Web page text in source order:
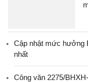
Cập nhật mức hưởng
nhất
Công văn 2275/